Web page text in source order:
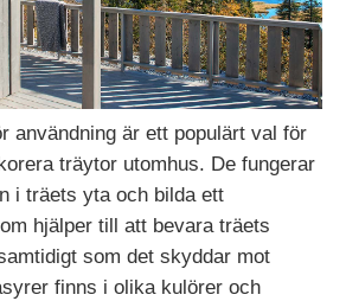
användning är ett populärt val för
träytor utomhus. De fungerar
i träets yta och bilda ett
hjälper till att bevara träets
som det skyddar mot
finns i olika kulörer och